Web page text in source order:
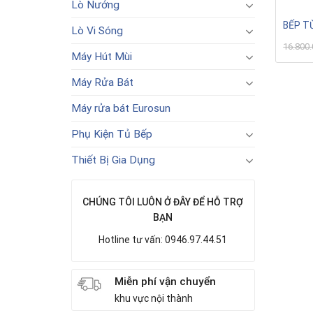
Lò Nướng
Lò Vi Sóng
Máy Hút Mùi
Máy Rửa Bát
Máy rửa bát Eurosun
Phụ Kiện Tủ Bếp
Thiết Bị Gia Dụng
CHÚNG TÔI LUÔN Ở ĐÂY ĐỂ HỖ TRỢ
BẠN
Hotline tư vấn: 0946.97.44.51
Miễn phí vận chuyển
khu vực nội thành
BẾP